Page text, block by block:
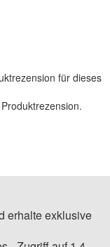
für dieses
.
erhalte exklusive